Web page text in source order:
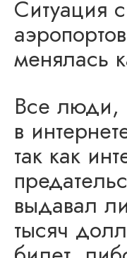
Ситуация
менялась
Все люди,
в
так как
выдавал
тысяч